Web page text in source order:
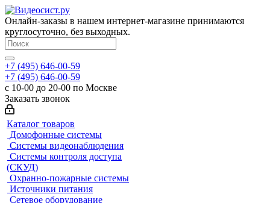
Онлайн-заказы в нашем интернет-магазине принимаются
круглосуточно, без выходных.
+7 (495) 646-00-59
+7 (495) 646-00-59
с 10-00 до 20-00 по Москве
Заказать звонок
Каталог товаров
Домофонные системы
Системы видеонаблюдения
Системы контроля доступа
(СКУД)
Охранно-пожарные системы
Источники питания
Сетевое оборудование